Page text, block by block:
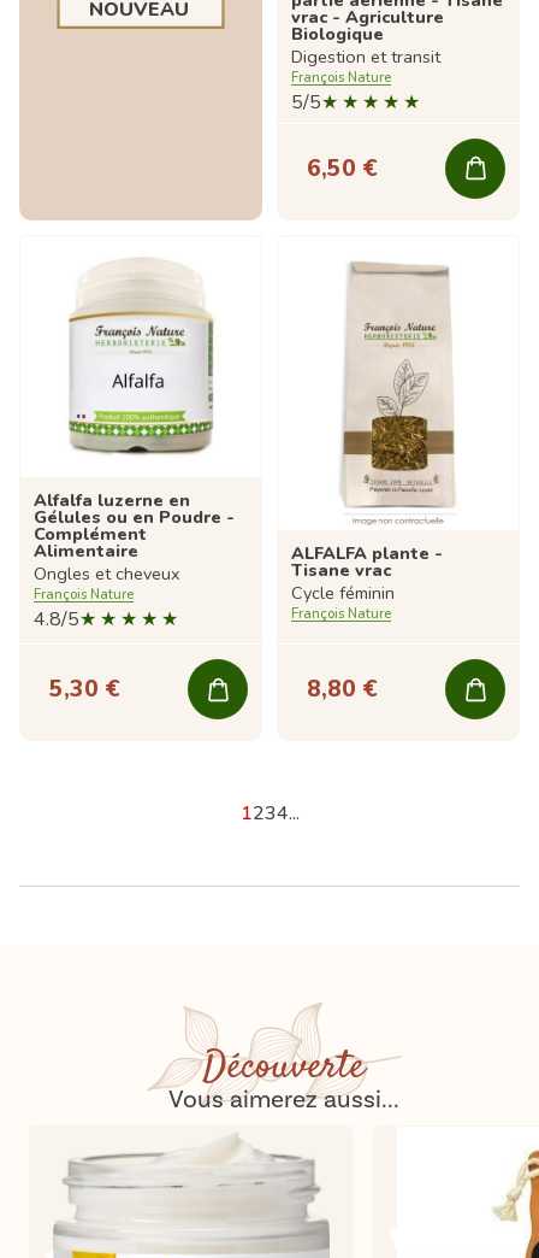
NOUVEAU vrac - Agriculture
Biologique
Digestion et transit
François Nature
5/5
6,50 €
Alfalfa luzerne en
Gélules ou en Poudre -
Complément
Alimentaire
Ongles et cheveux
François Nature
4.8/5
5,30 €
ALFALFA plante -
Tisane vrac
Cycle féminin
François Nature
8,80 €
1234...
Découverte
Vous aimerez aussi...